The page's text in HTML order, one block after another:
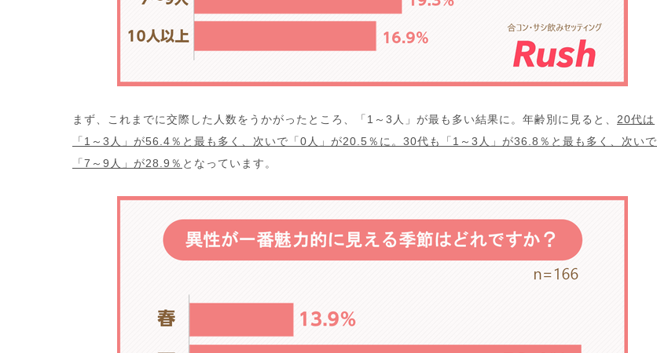
まず、これまでに交際した人数をうかがったところ、「1～3人」が最も多い結果に。年齢別に見ると、 20代は
「1～3人」が56.4％と最も多く、次いで「0人」が20.5％に。30代も「1～3人」が36.8％と最も多く、次いで
「7～9人」が28.9％ となっています。